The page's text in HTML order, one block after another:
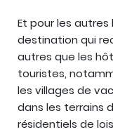
Et pour les
destination qui
autres que les
touristes,
les villages de
dans les terrains
résidentiels de